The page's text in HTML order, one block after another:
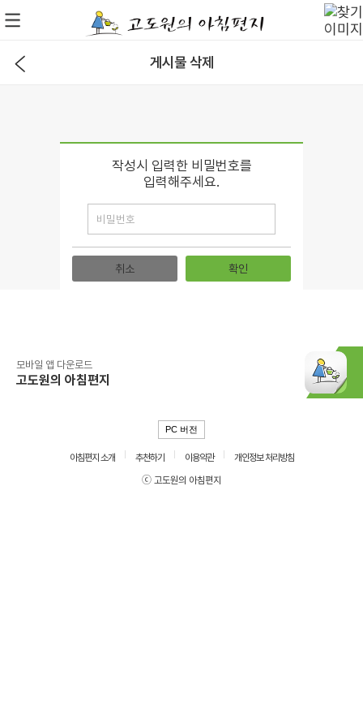
게시물 삭제
작성시 입력한 비밀번호를
입력해주세요.
취소 확인
모바일 앱 다운로드
고도원의 아침편지
PC 버전
아침편지 소개 추천하기 이용약관
개인정보 처리방침
ⓒ 고도원의 아침편지